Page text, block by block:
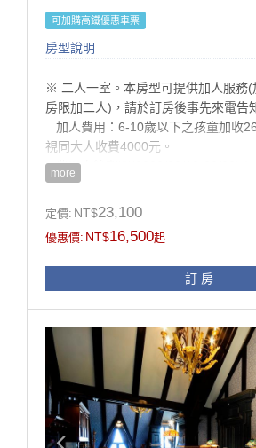
·感謝您的理解與支持，讓每位旅客都
的體驗。
房型設施介紹
1.依入住人數贈晨光早餐。
2. 依入住人數贈精緻晚餐。
3. 客房minibar使用。
4. 刺繡珊瑚絨拖鞋。
可加購高鐵優惠車票
房型說明
※ 二人一室。本房型可提供加人服務(
房限加二人)，請於訂房後事先來電告
加人費用：6-10歲以下之孩童加收
視同大人收費4000元。
農曆春節期間(2026/02/16-02/20)：
6-10歲以下之孩童加收3000元，11
費5000元。
※ 泰利斯廳提供不限次數CD借片與諮
※ 為維護住宿品質，本館全面禁止攜
※ 同等級房型格局或設備略有不同，
準。
※ 本訂房不得與其它優惠專案合併使
※ 持住宿券之貴賓請來電049-
※ 於老英格蘭莊園拍攝婚紗需另支付
事先來電或來信service@s-
more
定價: NT$23,100
優惠價: NT$16,500起
訂 房